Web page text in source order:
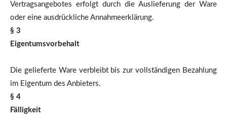
Vertragsangebotes erfolgt durch die Auslieferung der Ware
oder eine ausdrückliche Annahmeerklärung.
§ 3
Eigentumsvorbehalt
Die gelieferte Ware verbleibt bis zur vollständigen Bezahlung
im Eigentum des Anbieters.
§ 4
Fälligkeit